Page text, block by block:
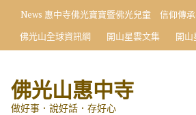
content
News 惠中寺佛光寶寶暨佛光兒童 信仰傳
佛光山全球資訊網
開山星雲文集 開山
佛光山惠中寺
做好事．說好話．存好心